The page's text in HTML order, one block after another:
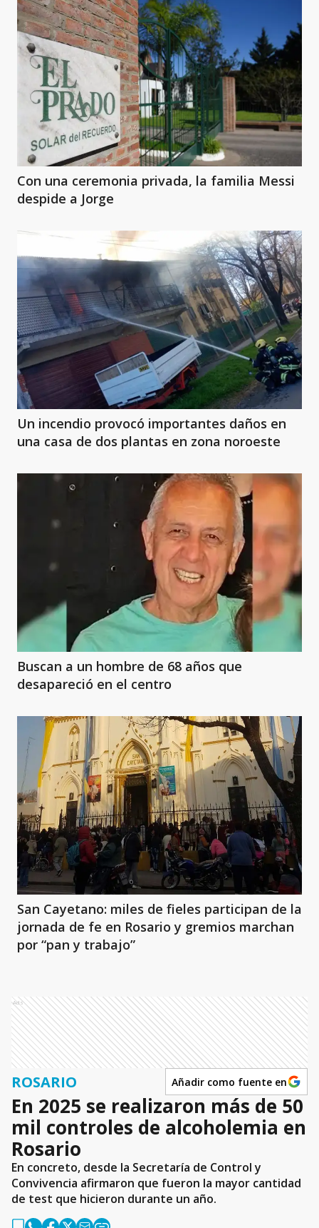
Con una ceremonia privada, la familia Messi
despide a Jorge
Un incendio provocó importantes daños en
una casa de dos plantas en zona noroeste
Buscan a un hombre de 68 años que
desapareció en el centro
San Cayetano: miles de fieles participan de la
jornada de fe en Rosario y gremios marchan
por “pan y trabajo”
Ads
ROSARIO Añadir como fuente en
En 2025 se realizaron más de 50
mil controles de alcoholemia en
Rosario
En concreto, desde la Secretaría de Control y
Convivencia afirmaron que fueron la mayor cantidad
de test que hicieron durante un año.